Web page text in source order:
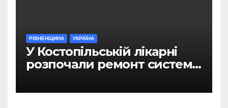
РІВНЕНЩИНА УКРАЇНА
У Костопільській лікарні
розпочали ремонт системи